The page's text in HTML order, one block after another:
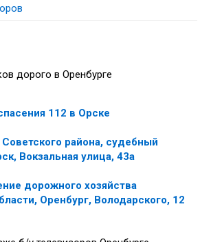
112 в Орске
района, судебный
Вокзальная улица, 43а
дорожного хозяйства
Оренбург, Володарского, 12